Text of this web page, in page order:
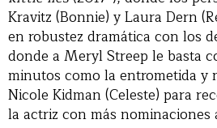
Kravitz (Bonnie) y Laura Dern
en robustez dramática con los
donde a Meryl Streep le basta
minutos como la entrometida y
Nicole Kidman (Celeste) para
la actriz con más nominaciones